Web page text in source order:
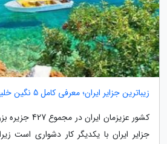
زیباترین جزایر ایران؛ معرفی کامل 5 نگین خلیج همیشگی فارس
کشور عزیزمان
جزایر ایران با یکدیگر کار دشواری است